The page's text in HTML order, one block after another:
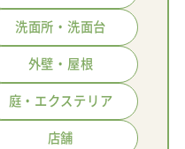
洗面所・洗面台
外壁・屋根
庭・エクステリア
店舗